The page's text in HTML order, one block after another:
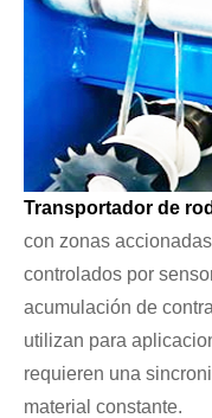
Transportador de
con zonas
controlados por
acumulación de
utilizan para
requieren una
material constante.